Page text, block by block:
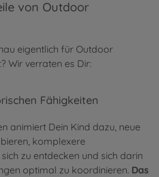
von Outdoor
eigentlich für Outdoor
Wir verraten es Dir:
Fähigkeiten
animiert Dein Kind dazu, neue
komplexere
zu entdecken und sich darin
optimal zu koordinieren. Das